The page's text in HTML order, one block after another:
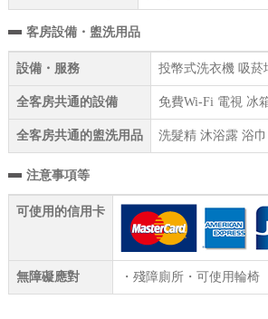
客房設備・盥洗用品
設備・服務 投幣式洗衣機 吸菸
全客房共通的設備 免費Wi-Fi 電視 冰
全客房共通的盥洗用品 洗髮精 沐浴露 浴
注意事項等
可使用的信用卡
無障礙應對 ・殘障廁所・可使用輪椅